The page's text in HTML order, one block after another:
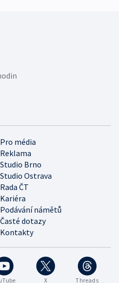
X Threads
Pro média
Reklama
Studio Brno
Studio Ostrava
Rada ČT
Kariéra
Podávání námětů
Časté dotazy
Kontakty